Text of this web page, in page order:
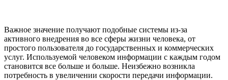
Важное значение получают подобные системы из-за
активного внедрения во все сферы жизни человека, от
простого пользователя до государственных и коммерческих
услуг. Используемой человеком информации с каждым годом
становится все больше и больше. Неизбежно возникла
потребность в увеличении скорости передачи информации.